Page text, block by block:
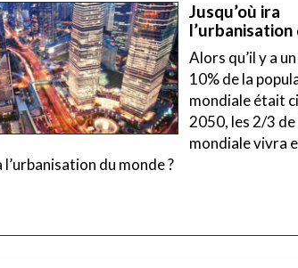
Jusqu’où ira
Alors qu’il y a
10% de la
mondiale était
2050, les 2/3
mondiale vivra
l’urbanisation du monde ?